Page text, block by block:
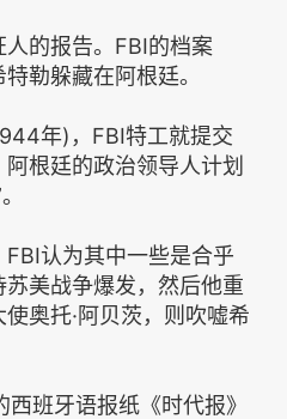
的报告。FBI的档案
勒躲藏在阿根廷。
年)，FBI特工就提交
根廷的政治领导人计划
认为其中一些是合乎
美战争爆发，然后他重
奥托·阿贝茨，则吹嘘希
班牙语报纸《时代报》